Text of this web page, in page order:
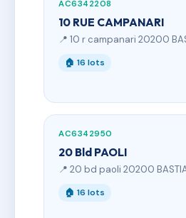
AC6342208
10 RUE CAMPANARI
📍 10 r campanari 20200
🏠 16 lots
AC6342950
20 Bld PAOLI
📍 20 bd paoli 20200
🏠 16 lots